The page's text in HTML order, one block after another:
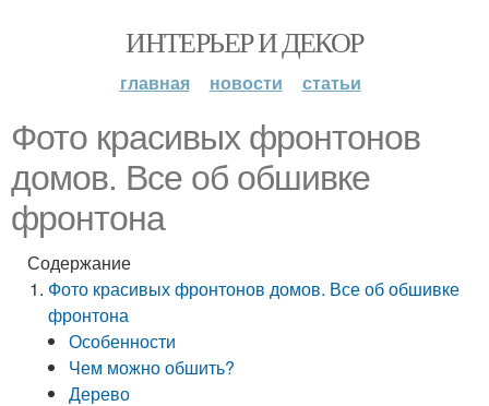
ИНТЕРЬЕР И ДЕКОР
главная новости статьи
Фото красивых фронтонов
домов. Все об обшивке
фронтона
Содержание
Фото красивых фронтонов домов. Все об обшивке
фронтона
Особенности
Чем можно обшить?
Дерево